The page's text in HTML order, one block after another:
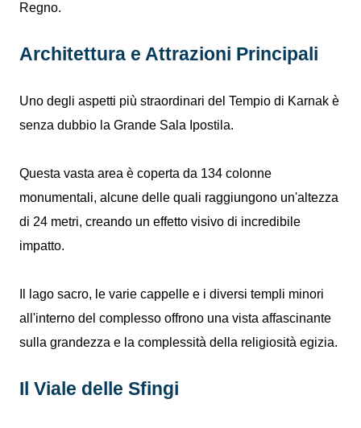
Regno.
Architettura e Attrazioni Principali
Uno degli aspetti più straordinari del Tempio di Karnak è
senza dubbio la Grande Sala Ipostila.
Questa vasta area è coperta da 134 colonne
monumentali, alcune delle quali raggiungono un'altezza
di 24 metri, creando un effetto visivo di incredibile
impatto.
Il lago sacro, le varie cappelle e i diversi templi minori
all'interno del complesso offrono una vista affascinante
sulla grandezza e la complessità della religiosità egizia.
Il Viale delle Sfingi